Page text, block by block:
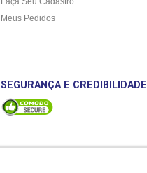
Meus Pedidos
SEGURANÇA E CREDIBILIDADE